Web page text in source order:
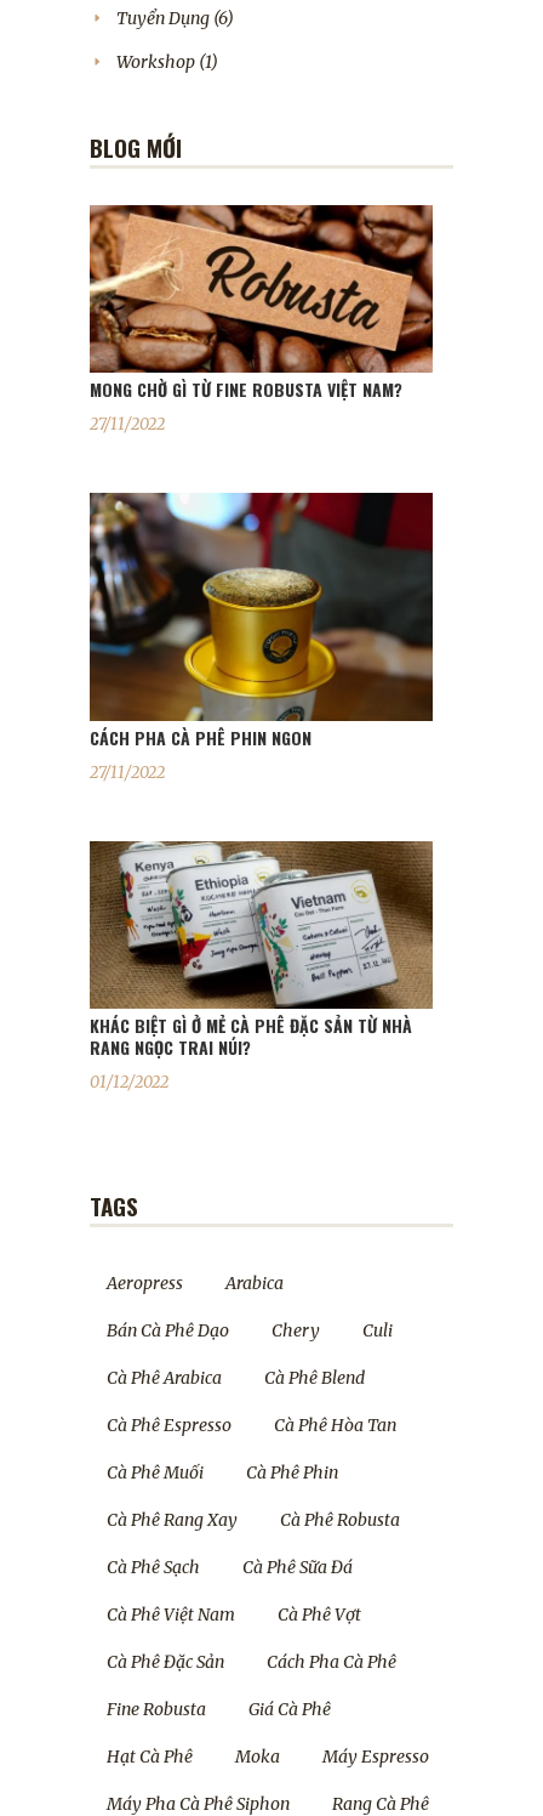
Tuyển Dụng (6)
Workshop (1)
BLOG MỚI
MONG CHỜ GÌ TỪ FINE ROBUSTA VIỆT NAM?
27/11/2022
CÁCH PHA CÀ PHÊ PHIN NGON
27/11/2022
KHÁC BIỆT GÌ Ở MẺ CÀ PHÊ ĐẶC SẢN TỪ NHÀ
RANG NGỌC TRAI NÚI?
01/12/2022
TAGS
Aeropress Arabica
Bán Cà Phê Dạo Chery Culi
Cà Phê Arabica Cà Phê Blend
Cà Phê Espresso Cà Phê Hòa Tan
Cà Phê Muối Cà Phê Phin
Cà Phê Rang Xay Cà Phê Robusta
Cà Phê Sạch Cà Phê Sữa Đá
Cà Phê Việt Nam Cà Phê Vợt
Cà Phê Đặc Sản Cách Pha Cà Phê
Fine Robusta Giá Cà Phê
Hạt Cà Phê Moka Máy Espresso
Máy Pha Cà Phê Siphon Rang Cà Phê